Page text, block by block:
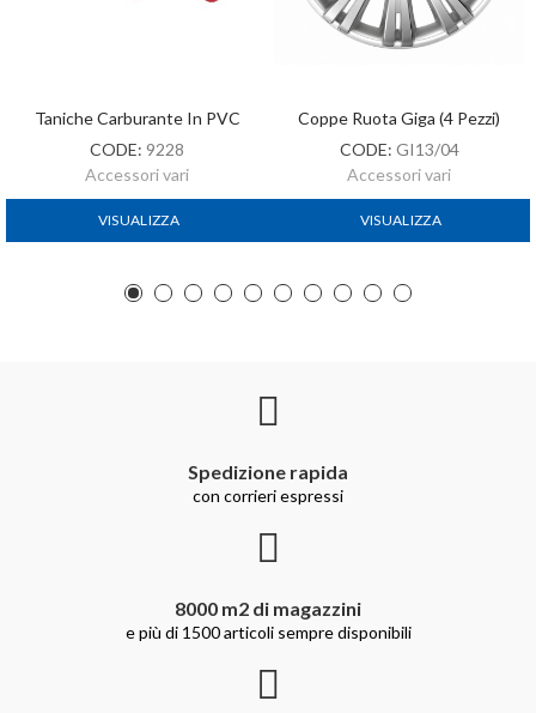
Taniche Carburante In PVC
CODE: 9228
Accessori vari
VISUALIZZA
Coppe Ruota Giga (4 Pezzi)
CODE: GI13/04
Accessori vari
VISUALIZZA
Spedizione rapida
con corrieri espressi
8000 m2 di magazzini
e più di 1500 articoli sempre disponibili